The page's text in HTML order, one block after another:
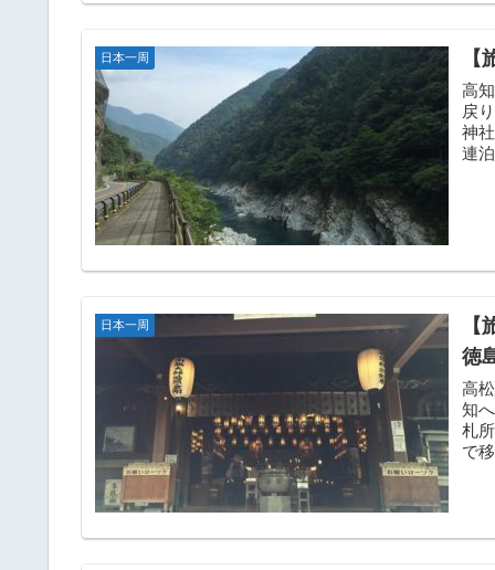
日本一周
高
戻
神
連
日本一周
徳
高
知
札
で